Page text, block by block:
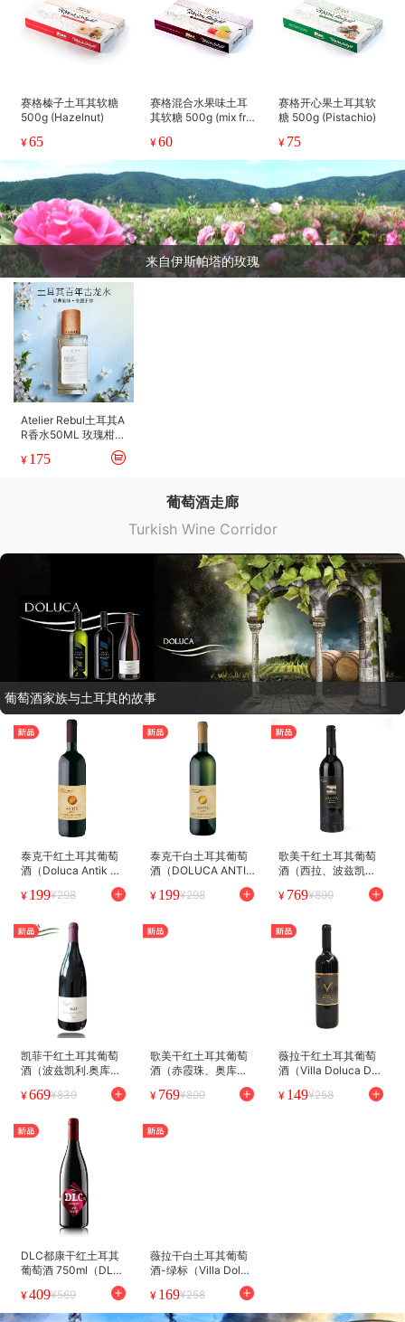
赛格榛子土耳其软糖
500g (Hazelnut)
¥65
赛格混合水果味土耳
其软糖 500g (mix frui
¥60
赛格开心果土耳其软
糖 500g (Pistachio)
¥ 75
来自伊斯帕塔的玫瑰
Atelier Rebul土耳其A
R香水50ML 玫瑰柑橘
茶持久冰爽小众男女5
0ml
¥ 175
葡萄酒走廊
Turkish Wine Corridor
葡萄酒家族与土耳其的故事
泰克干红土耳其葡萄
酒（Doluca Antik Dr
¥ 199¥298
泰克干白土耳其葡萄
酒（DOLUCA ANTIK
¥ 199¥298
歌美干红土耳其葡萄
酒（西拉、波兹凯
利）（Karma Shira
z）
¥ 769¥899
凯菲干红土耳其葡萄
酒（波兹凯利.奥库
兹）（KAV Okuzgo
z）
¥669¥839
歌美干红土耳其葡萄
酒（赤霞珠、奥库
兹）（Karma Okuzg
oz）
¥ 769¥899
薇拉干红土耳其葡萄
酒（Villa Doluca Dry
¥ 149¥258
DLC都康干红土耳其
葡萄酒 750ml（DLC
Okuzgoz牛眼葡萄）
¥409¥569
薇拉干白土耳其葡萄
酒-绿标（Villa Doluc
a Dry White）750ml
¥ 169¥258